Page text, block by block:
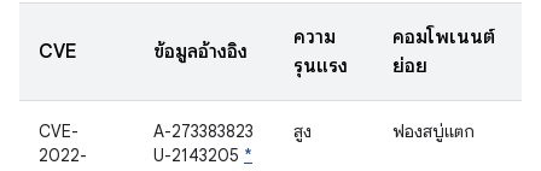
CVE ข้อมูลอ้างอิง
ความ
รุนแรง
คอมโพเนนต์
ย่อย
CVE-
2022-
A-273383823
U-2143205 *
สูง ฟองสบู่แตก